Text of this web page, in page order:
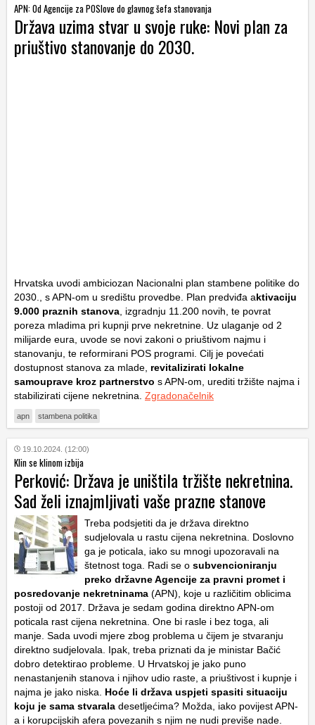
APN: Od Agencije za POSlove do glavnog šefa stanovanja
Država uzima stvar u svoje ruke: Novi plan za
priuštivo stanovanje do 2030.
Hrvatska uvodi ambiciozan Nacionalni plan stambene politike do
2030., s APN-om u središtu provedbe. Plan predviđa aktivaciju
9.000 praznih stanova , izgradnju 11.200 novih, te povrat
poreza mladima pri kupnji prve nekretnine. Uz ulaganje od 2
milijarde eura, uvode se novi zakoni o priuštivom najmu i
stanovanju, te reformirani POS programi. Cilj je povećati
dostupnost stanova za mlade, revitalizirati lokalne
samouprave kroz partnerstvo s APN-om, urediti tržište najma i
stabilizirati cijene nekretnina. Zgradonačelnik
apn stambena politika
19.10.2024. (12:00)
Klin se klinom izbija
Perković: Država je uništila tržište nekretnina.
Sad želi iznajmljivati vaše prazne stanove
Treba podsjetiti da je država direktno
sudjelovala u rastu cijena nekretnina. Doslovno
ga je poticala, iako su mnogi upozoravali na
štetnost toga. Radi se o subvencioniranju
preko državne Agencije za pravni promet i
posredovanje nekretninama (APN), koje u različitim oblicima
postoji od 2017. Država je sedam godina direktno APN-om
poticala rast cijena nekretnina. One bi rasle i bez toga, ali
manje. Sada uvodi mjere zbog problema u čijem je stvaranju
direktno sudjelovala. Ipak, treba priznati da je ministar Bačić
dobro detektirao probleme. U Hrvatskoj je jako puno
nenastanjenih stanova i njihov udio raste, a priuštivost i kupnje i
najma je jako niska. Hoće li država uspjeti spasiti situaciju
koju je sama stvarala desetljećima? Možda, iako povijest APN-
a i korupcijskih afera povezanih s njim ne nudi previše nade.